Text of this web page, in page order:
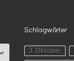
Schlagwörter
3.Oktober